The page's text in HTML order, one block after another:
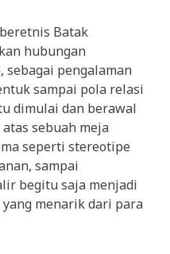
Batak
hubungan
sebagai pengalaman
sampai pola relasi
dimulai dan berawal
sebuah meja
seperti stereotipe
sampai
begitu saja menjadi
menarik dari para